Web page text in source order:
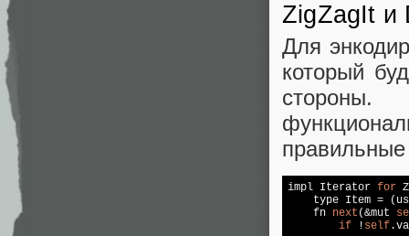
ZigZagIt и
Для
который
стороны.
impl Iterator for
type Item =
    fn
next (&mut
if ! self